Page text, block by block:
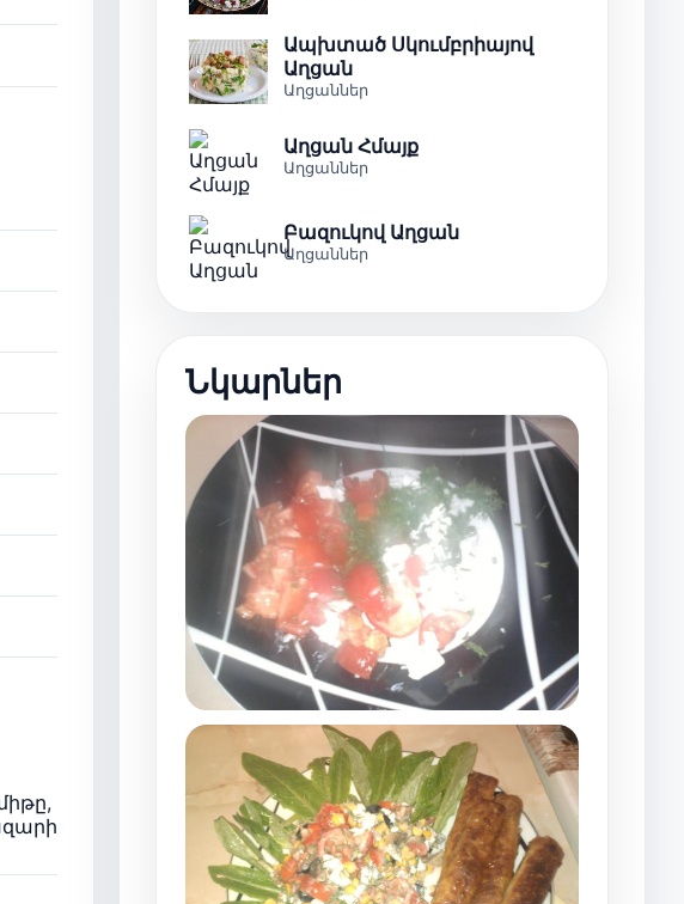
Ապխտած Սկումբրիայով
Աղցան
Աղցաններ
Աղցան Հմայք
Աղցաններ
Բազուկով Աղցան
Աղցաններ
Նկարներ